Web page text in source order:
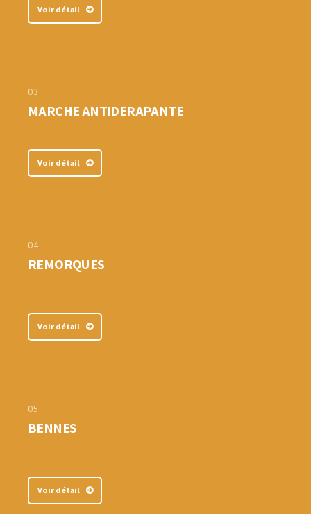
Voir détail
03
MARCHE ANTIDERAPANTE
Voir détail
04
REMORQUES
Voir détail
05
BENNES
Voir détail